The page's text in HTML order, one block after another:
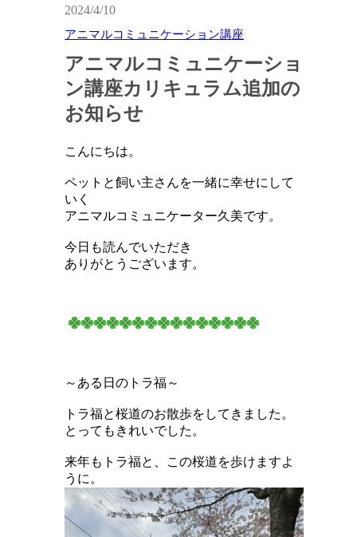
2024/4/10
アニマルコミュニケーション講座
アニマルコミュニケーショ
ン講座カリキュラム追加の
お知らせ
こんにちは。
ペットと飼い主さんを一緒に幸せにして
いく
アニマルコミュニケーター久美です。
今日も読んでいただき
ありがとうございます。
～ある日のトラ福～
トラ福と桜道のお散歩をしてきました。
とってもきれいでした。
来年もトラ福と、この桜道を歩けますよ
うに。